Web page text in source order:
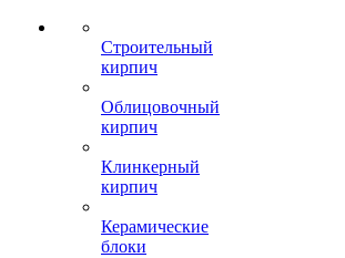
Строительный
кирпич
Облицовочный
кирпич
Клинкерный
кирпич
Керамические
блоки